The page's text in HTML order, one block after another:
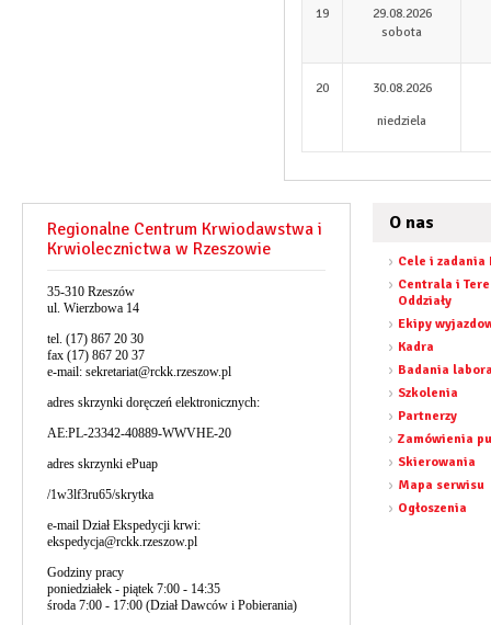
19
29.08.2026
sobota
20
30.08.2026
niedziela
Regionalne Centrum Krwiodawstwa i
Krwiolecznictwa w Rzeszowie
35-310 Rzeszów
ul. Wierzbowa 14
tel. (17) 867 20 30
fax (17) 867 20 37
e-mail: sekretariat@rckk.rzeszow.pl
adres skrzynki doręczeń elektronicznych:
AE:PL-23342-40889-WWVHE-20
adres skrzynki ePuap
/1w3lf3ru65/skrytka
e-mail Dział Ekspedycji krwi:
ekspedycja@rckk.rzeszow.pl
Godziny pracy
poniedziałek - piątek 7:00 - 14:35
środa 7:00 - 17:00 (Dział Dawców i Pobierania)
O nas
Cele i zadania
Centrala i
Oddziały
Ekipy
Kadra
Badania
Szkolenia
Partnerzy
Zamówienia
Skierowania
Mapa serwisu
Ogłoszenia